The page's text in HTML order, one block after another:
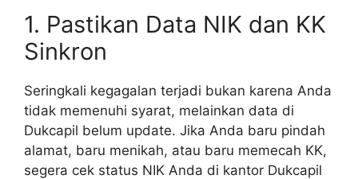
1. Pastikan Data NIK dan KK
Sinkron
Seringkali kegagalan terjadi bukan karena Anda
tidak memenuhi syarat, melainkan data di
Dukcapil belum update. Jika Anda baru pindah
alamat, baru menikah, atau baru memecah KK,
segera cek status NIK Anda di kantor Dukcapil